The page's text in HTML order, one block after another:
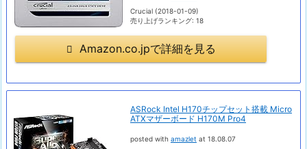
Crucial (2018-01-09)
売り上げランキング: 18
Amazon.co.jpで詳細を見る
ASRock Intel H170チップセット搭載 Micro
ATXマザーボード H170M Pro4
posted with amazlet at 18.08.07